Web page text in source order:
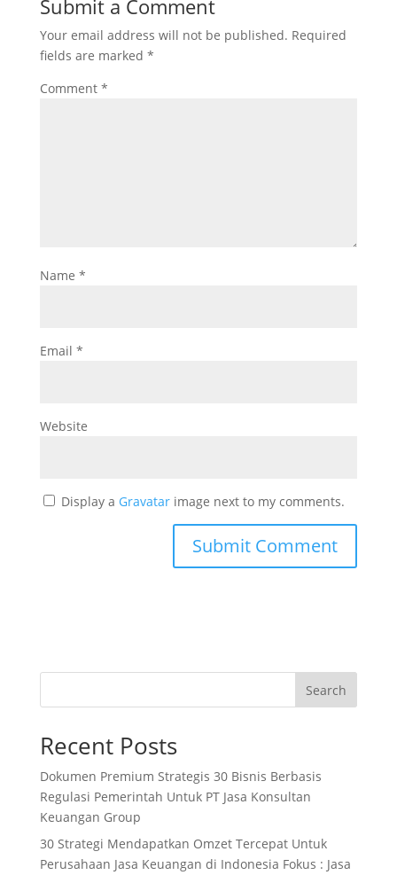
k
r
A
p
e
d
n
e
g
a
Submit a Comment
Your email address will not be published. Required
fields are marked *
Comment *
Name *
Email *
Website
Display a Gravatarimage next to my comments.
Search
Recent Posts
Dokumen Premium Strategis 30 Bisnis Berbasis
Regulasi Pemerintah Untuk PT Jasa Konsultan
Keuangan Group
30 Strategi Mendapatkan Omzet Tercepat Untuk
Perusahaan Jasa Keuangan di Indonesia Fokus : Jasa